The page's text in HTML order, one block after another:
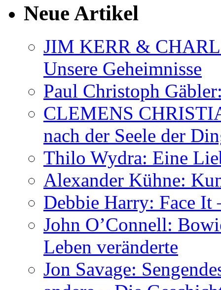
Neue Artikel
JIM KERR &
Unsere Geheimnisse
Paul Christoph
CLEMENS
nach der Seele der
Thilo Wydra: Eine
Alexander Kühne:
Debbie Harry: Face
John O’Connell:
Leben veränderte
Jon Savage: